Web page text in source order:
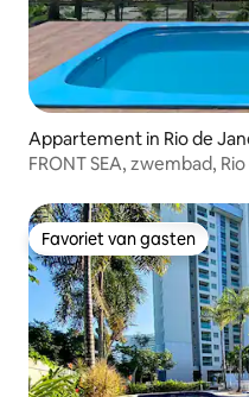
Appartement in Rio de
FRONT SEA, zwembad,
Favoriet van gasten
Favoriet van gasten